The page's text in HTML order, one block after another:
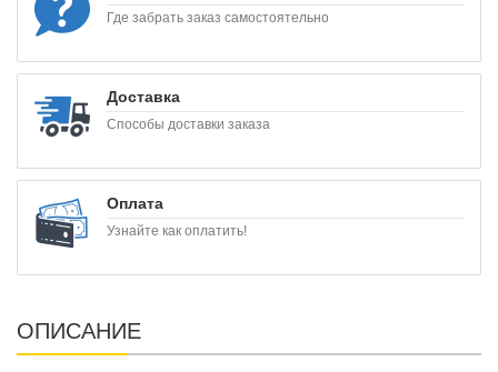
Где забрать заказ самостоятельно
Доставка
Способы доставки заказа
Оплата
Узнайте как оплатить!
ОПИСАНИЕ